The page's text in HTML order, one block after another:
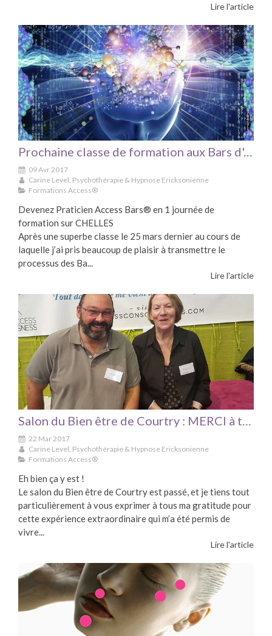
Lire l'article
Prochaine classe de formation aux Bars d'Access® à CHELLES le 13 mai
09 Avr 2017
Carine Level, Psychothérapie & Hypnose Ericksonienne
Formations Access®
Devenez Praticien Access Bars® en 1 journée de
formation sur CHELLES
Après une superbe classe le 25 mars dernier au cours de
laquelle j’ai pris beaucoup de plaisir à transmettre le
processus des Ba...
Lire l'article
Salon du Bien être de Courtry : MERCI à tous !
22 Mar 2017
Carine Level, Psychothérapie & Hypnose Ericksonienne
Formations Access®
Eh bien ça y est !
Le salon du Bien être de Courtry est passé, et je tiens tout
particulièrement à vous exprimer à tous ma gratitude pour
cette expérience extraordinaire qui m’a été permis de
vivre...
Lire l'article